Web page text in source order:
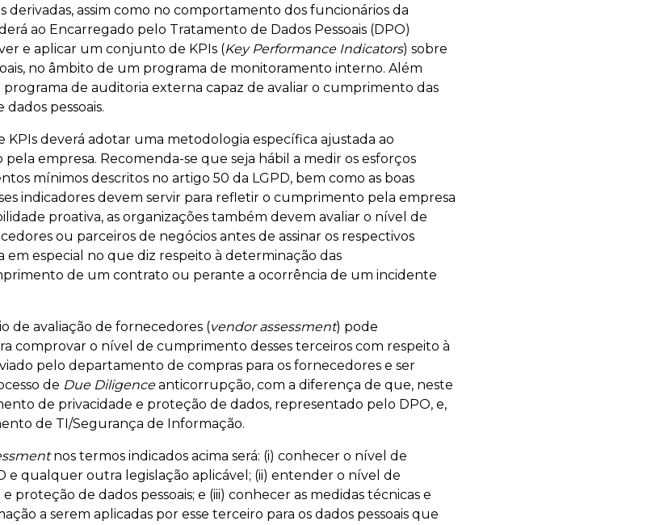
derivadas, assim como no comportamento dos funcionários da
ao Encarregado pelo Tratamento de Dados Pessoais (DPO)
e aplicar um conjunto de KPIs (Key Performance Indicators) sobre
no âmbito de um programa de monitoramento interno. Além
de auditoria externa capaz de avaliar o cumprimento das
pessoais.
deverá adotar uma metodologia específica ajustada ao
empresa. Recomenda-se que seja hábil a medir os esforços
mínimos descritos no artigo 50 da LGPD, bem como as boas
indicadores devem servir para refletir o cumprimento pela empresa
proativa, as organizações também devem avaliar o nível de
ou parceiros de negócios antes de assinar os respectivos
em especial no que diz respeito à determinação das
de um contrato ou perante a ocorrência de um incidente
de avaliação de fornecedores (vendor assessment) pode
comprovar o nível de cumprimento desses terceiros com respeito à
pelo departamento de compras para os fornecedores e ser
de Due Diligenceanticorrupção, com a diferença de que, neste
de privacidade e proteção de dados, representado pelo DPO, e,
de TI/Segurança de Informação.
nos termos indicados acima será: (i) conhecer o nível de
e qualquer outra legislação aplicável; (ii) entender o nível de
proteção de dados pessoais; e (iii) conhecer as medidas técnicas e
a serem aplicadas por esse terceiro para os dados pessoais que